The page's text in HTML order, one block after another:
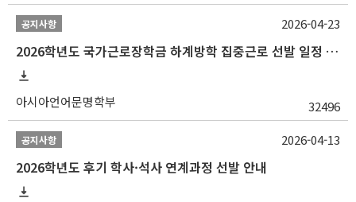
공지사항
2026학년도 국가근로장학금 하계방학 집중근로 선발 일정 안내
아시아언어문명학부 32496
2026-04-23
공지사항
2026학년도 후기 학사·석사 연계과정 선발 안내
2026-04-13